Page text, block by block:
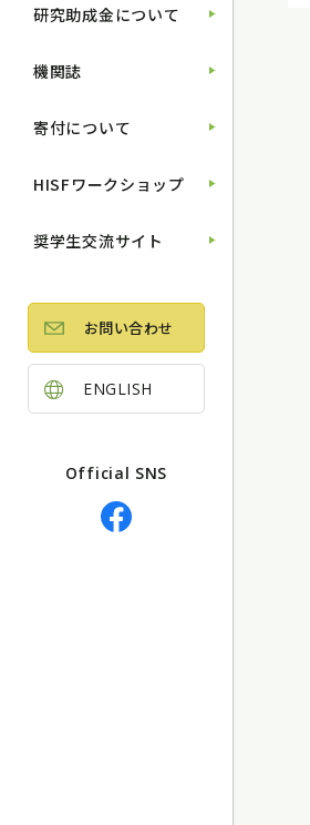
研究助成金について
機関誌
寄付について
HISFワークショップ
奨学生交流サイト
お問い合わせ
ENGLISH
Official SNS